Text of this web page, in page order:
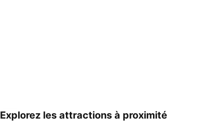
Explorez les attractions à proximité